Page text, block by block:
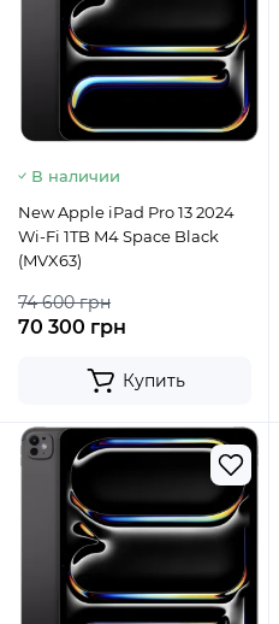
В наличии
New Apple iPad Pro 13 2024
Wi-Fi 1TB M4 Space Black
(MVX63)
74 600 грн
70 300 грн
Купить